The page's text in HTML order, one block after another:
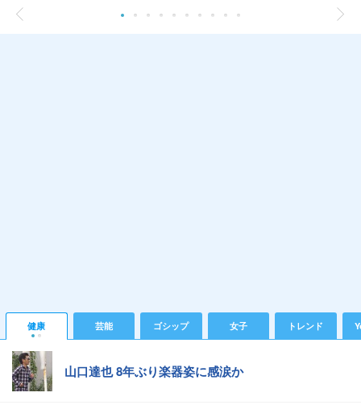
健康 芸能 ゴシップ 女子 トレンド
山口達也 8年ぶり楽器姿に感涙か